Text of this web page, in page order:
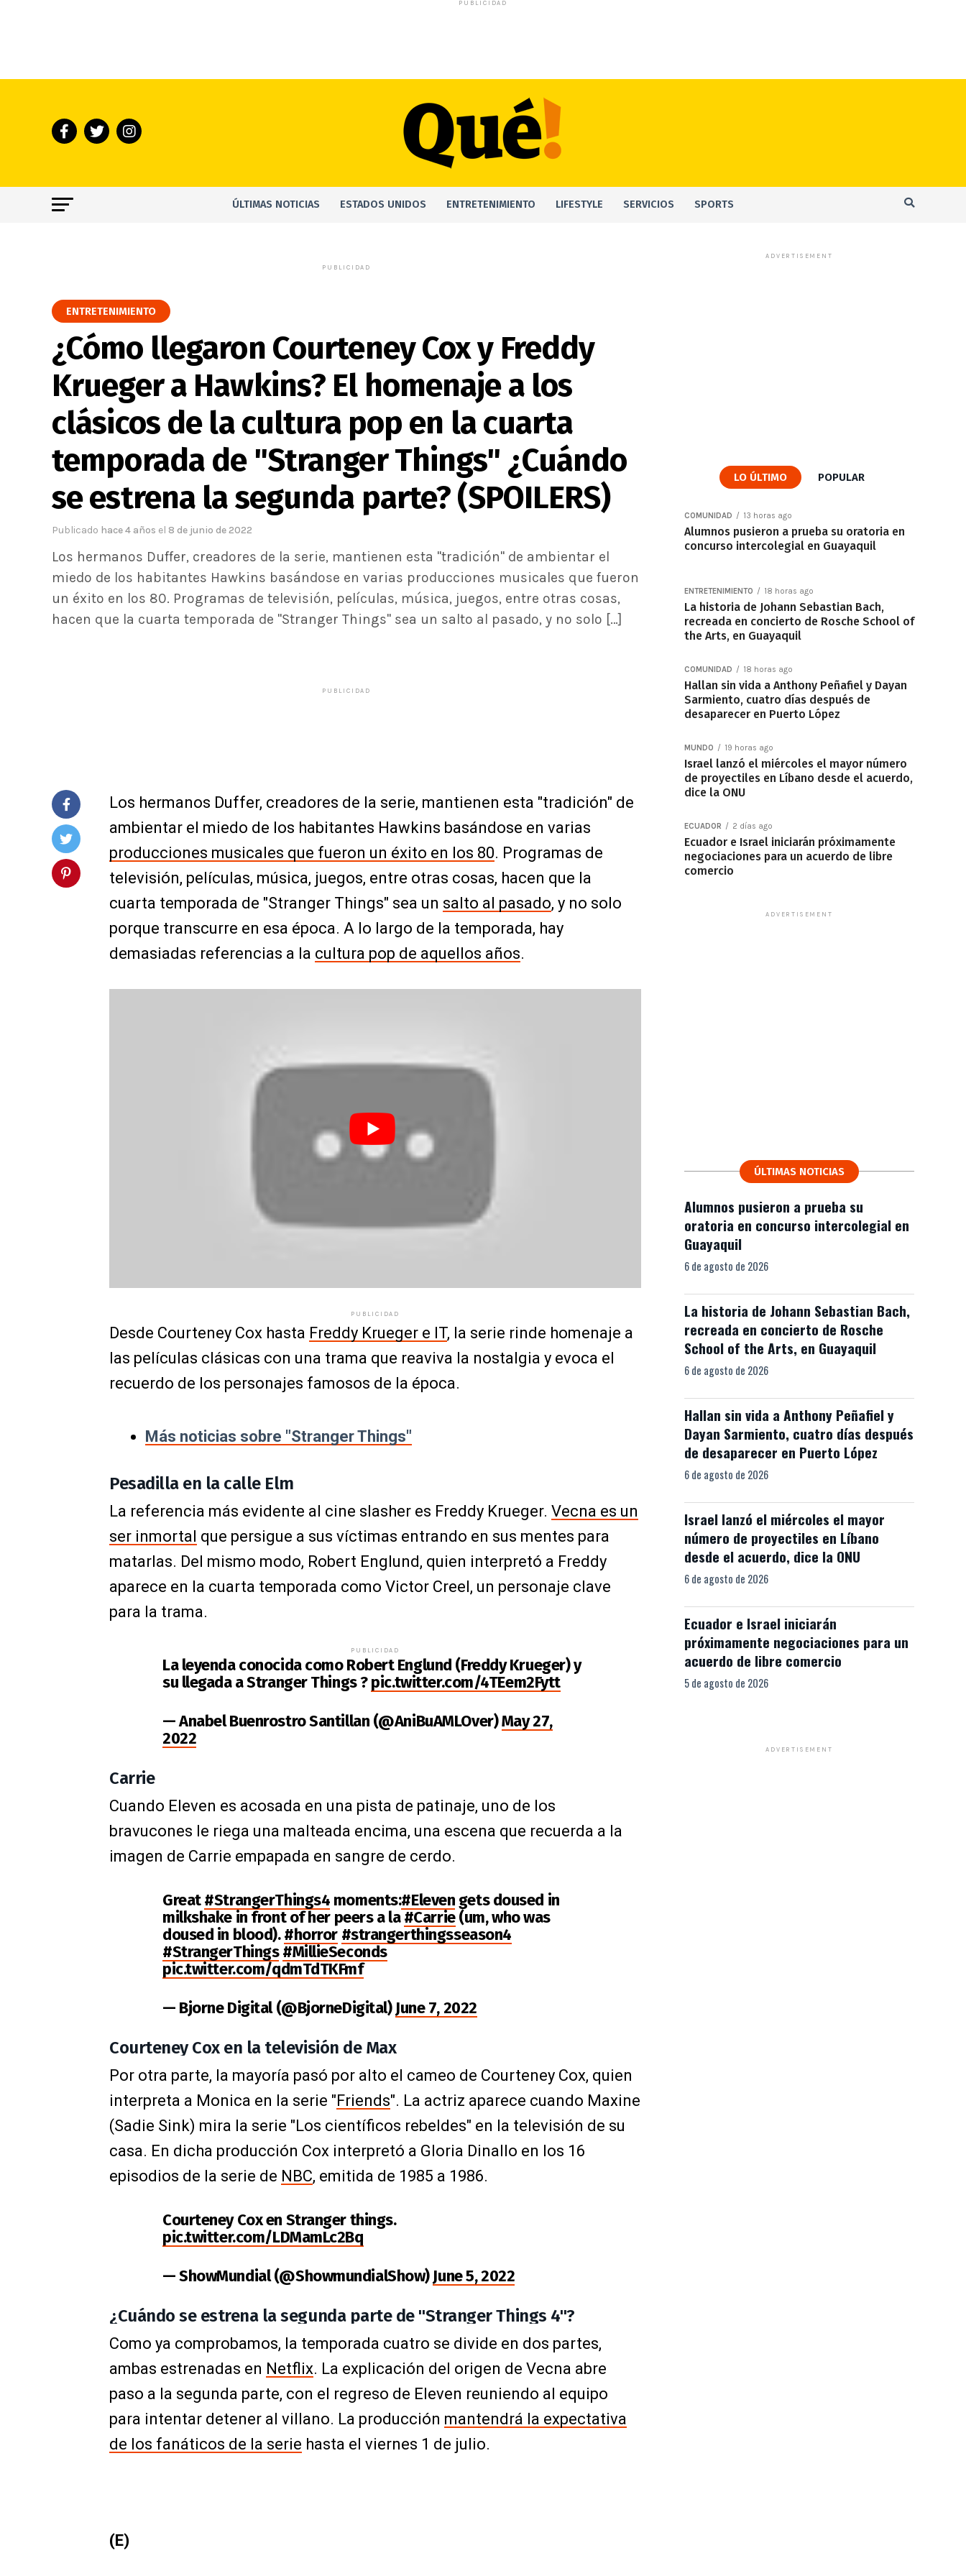
PUBLICIDAD
ÚLTIMAS NOTICIAS ESTADOS UNIDOS ENTRETENIMIENTO LIFESTYLE SERVICIOS SPORTS
PUBLICIDAD
ENTRETENIMIENTO
¿Cómo llegaron Courteney Cox y Freddy
Krueger a Hawkins? El homenaje a los
clásicos de la cultura pop en la cuarta
temporada de "Stranger Things" ¿Cuándo
se estrena la segunda parte? (SPOILERS)
Publicado hace 4 años el 8 de junio de 2022
Los hermanos Duffer, creadores de la serie, mantienen esta "tradición" de ambientar el
miedo de los habitantes Hawkins basándose en varias producciones musicales que fueron
un éxito en los 80. Programas de televisión, películas, música, juegos, entre otras cosas,
hacen que la cuarta temporada de "Stranger Things" sea un salto al pasado, y no solo […]
PUBLICIDAD
Los hermanos Duffer, creadores de la serie, mantienen esta "tradición" de
ambientar el miedo de los habitantes Hawkins basándose en varias
producciones musicales que fueron un éxito en los 80. Programas de
televisión, películas, música, juegos, entre otras cosas, hacen que la
cuarta temporada de "Stranger Things" sea un salto al pasado, y no solo
porque transcurre en esa época. A lo largo de la temporada, hay
demasiadas referencias a la cultura pop de aquellos años.
PUBLICIDAD
Desde Courteney Cox hasta Freddy Krueger e IT, la serie rinde homenaje a
las películas clásicas con una trama que reaviva la nostalgia y evoca el
recuerdo de los personajes famosos de la época.
Más noticias sobre "Stranger Things"
Pesadilla en la calle Elm
La referencia más evidente al cine slasher es Freddy Krueger. Vecna es un
ser inmortal que persigue a sus víctimas entrando en sus mentes para
matarlas. Del mismo modo, Robert Englund, quien interpretó a Freddy
aparece en la cuarta temporada como Victor Creel, un personaje clave
para la trama.
PUBLICIDAD
La leyenda conocida como Robert Englund (Freddy Krueger) y
su llegada a Stranger Things ?pic.twitter.com/4TEem2Fytt
— Anabel Buenrostro Santillan (@AniBuAMLOver)May 27,
2022
Carrie
Cuando Eleven es acosada en una pista de patinaje, uno de los
bravucones le riega una malteada encima, una escena que recuerda a la
imagen de Carrie empapada en sangre de cerdo.
Great#StrangerThings4 moments:#Eleven gets doused in
milkshake in front of her peers a la#Carrie(um, who was
doused in blood).#horror #strangerthingsseason4
#StrangerThings #MillieSeconds
pic.twitter.com/qdmTdTKFmf
— Bjorne Digital (@BjorneDigital)June 7, 2022
Courteney Cox en la televisión de Max
Por otra parte, la mayoría pasó por alto el cameo de Courteney Cox, quien
interpreta a Monica en la serie "Friends". La actriz aparece cuando Maxine
(Sadie Sink) mira la serie "Los científicos rebeldes" en la televisión de su
casa. En dicha producción Cox interpretó a Gloria Dinallo en los 16
episodios de la serie de NBC, emitida de 1985 a 1986.
Courteney Cox en Stranger things.
pic.twitter.com/LDMamLc2Bq
— ShowMundial (@ShowmundialShow)June 5, 2022
¿Cuándo se estrena la segunda parte de "Stranger Things 4"?
Como ya comprobamos, la temporada cuatro se divide en dos partes,
ambas estrenadas en Netflix. La explicación del origen de Vecna abre
paso a la segunda parte, con el regreso de Eleven reuniendo al equipo
para intentar detener al villano. La producción mantendrá la expectativa
de los fanáticos de la serie hasta el viernes 1 de julio.
(E)
ADVERTISEMENT
LO ÚLTIMO POPULAR
COMUNIDAD 13 horas ago
Alumnos pusieron a prueba su oratoria en
concurso intercolegial en Guayaquil
ENTRETENIMIENTO 18 horas ago
La historia de Johann Sebastian Bach,
recreada en concierto de Rosche School of
the Arts, en Guayaquil
COMUNIDAD 18 horas ago
Hallan sin vida a Anthony Peñafiel y Dayan
Sarmiento, cuatro días después de
desaparecer en Puerto López
MUNDO 19 horas ago
Israel lanzó el miércoles el mayor número
de proyectiles en Líbano desde el acuerdo,
dice la ONU
ECUADOR 2 días ago
Ecuador e Israel iniciarán próximamente
negociaciones para un acuerdo de libre
comercio
ADVERTISEMENT
ÚLTIMAS NOTICIAS
Alumnos pusieron a prueba su
oratoria en concurso intercolegial en
Guayaquil
6 de agosto de 2026
La historia de Johann Sebastian Bach,
recreada en concierto de Rosche
School of the Arts, en Guayaquil
6 de agosto de 2026
Hallan sin vida a Anthony Peñafiel y
Dayan Sarmiento, cuatro días después
de desaparecer en Puerto López
6 de agosto de 2026
Israel lanzó el miércoles el mayor
número de proyectiles en Líbano
desde el acuerdo, dice la ONU
6 de agosto de 2026
Ecuador e Israel iniciarán
próximamente negociaciones para un
acuerdo de libre comercio
5 de agosto de 2026
ADVERTISEMENT